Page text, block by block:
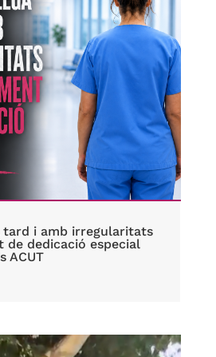
tard i amb irregularitats
de dedicació especial
ACUT